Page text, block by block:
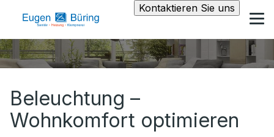
Kontaktieren Sie uns
Beleuchtung –
Wohnkomfort optimieren